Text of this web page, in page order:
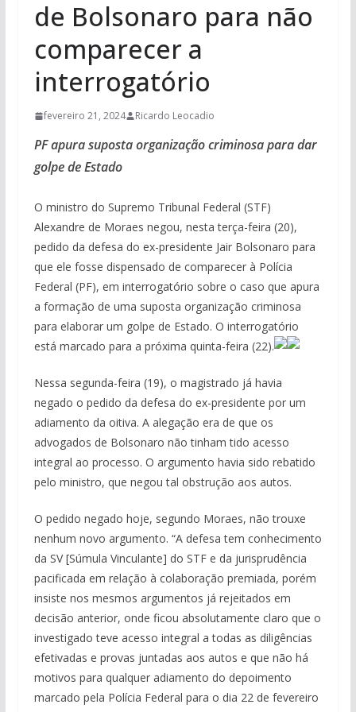
de Bolsonaro para não
comparecer a
interrogatório
fevereiro 21, 2024 Ricardo Leocadio
PF apura suposta organização criminosa para dar
golpe de Estado
O ministro do Supremo Tribunal Federal (STF)
Alexandre de Moraes negou, nesta terça-feira (20),
pedido da defesa do ex-presidente Jair Bolsonaro para
que ele fosse dispensado de comparecer à Polícia
Federal (PF), em interrogatório sobre o caso que apura
a formação de uma suposta organização criminosa
para elaborar um golpe de Estado. O interrogatório
está marcado para a próxima quinta-feira (22).
Nessa segunda-feira (19), o magistrado já havia
negado o pedido da defesa do ex-presidente por um
adiamento da oitiva. A alegação era de que os
advogados de Bolsonaro não tinham tido acesso
integral ao processo. O argumento havia sido rebatido
pelo ministro, que negou tal obstrução aos autos.
O pedido negado hoje, segundo Moraes, não trouxe
nenhum novo argumento. “A defesa tem conhecimento
da SV [Súmula Vinculante] do STF e da jurisprudência
pacificada em relação à colaboração premiada, porém
insiste nos mesmos argumentos já rejeitados em
decisão anterior, onde ficou absolutamente claro que o
investigado teve acesso integral a todas as diligências
efetivadas e provas juntadas aos autos e que não há
motivos para qualquer adiamento do depoimento
marcado pela Polícia Federal para o dia 22 de fevereiro